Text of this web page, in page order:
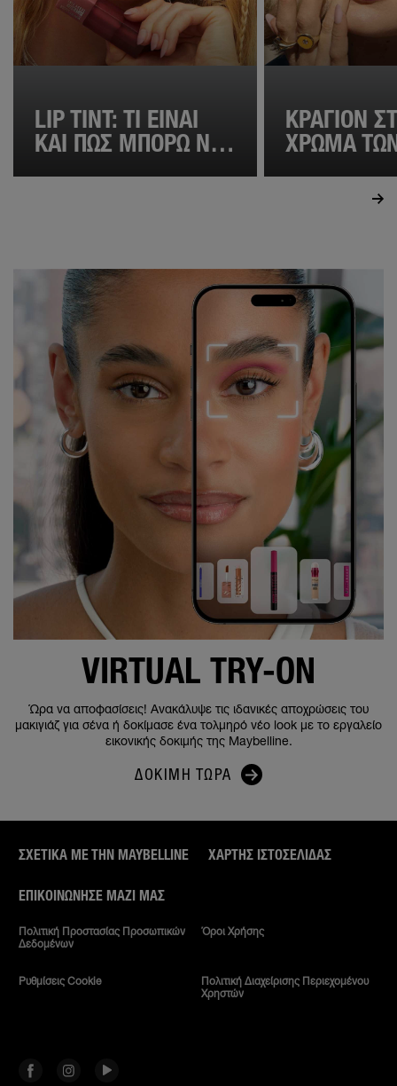
LIP TINT: ΤΙ ΕΊΝΑΙ
ΚΑΙ ΠΏΣ ΜΠΟΡΏ ΝΑ
ΚΡΑΓΙΌΝ
ΧΡΏΜΑ
ΜΥΣΤΙΚΌ
VIRTUAL TRY-ON
Ώρα να αποφασίσεις! Ανακάλυψε τις ιδανικές αποχρώσεις του
μακιγιάζ για σένα ή δοκίμασε ένα τολμηρό νέο look με το εργαλείο
εικονικής δοκιμής της Maybelline.
ΔΟΚΙΜΉ ΤΏΡΑ
ΣΧΕΤΙΚΑ ΜΕ ΤΗΝ MAYBELLINE
ΕΠΙΚΟΙΝΏΝΗΣΕ ΜΑΖΊ ΜΑΣ
ΧΆΡΤΗΣ ΙΣΤΟΣΕΛΊΔΑΣ
Πολιτική Προστασίας Προσωπικών
Δεδομένων
Όροι Χρήσης
Ρυθμίσεις Cookie
Πολιτική Διαχείρισης Περιεχομένου
Χρηστών